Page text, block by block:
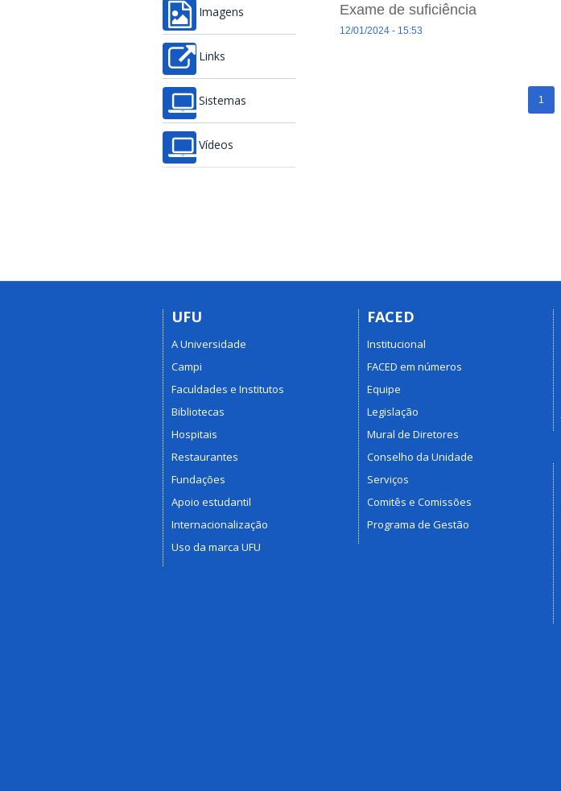
Imagens
Links
Sistemas
Vídeos
Exame de suficiência
12/01/2024 - 15:53
1
UFU
A Universidade
Campi
Faculdades e Institutos
Bibliotecas
Hospitais
Restaurantes
Fundações
Apoio estudantil
Internacionalização
Uso da marca UFU
FACED
Institucional
FACED em números
Equipe
Legislação
Mural de Diretores
Conselho da Unidade
Serviços
Comitês e Comissões
Programa de Gestão